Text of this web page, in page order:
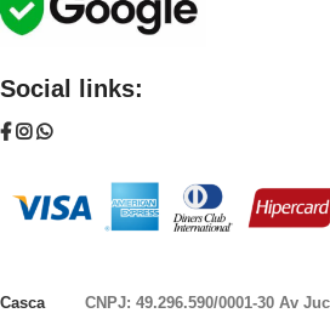
Social links:
Casca CNPJ: 49.296.590/0001-30Av